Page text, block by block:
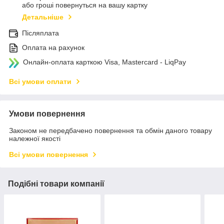
або гроші повернуться на вашу картку
Детальніше
Післяплата
Оплата на рахунок
Онлайн-оплата карткою Visa, Mastercard - LiqPay
Всі умови оплати
Умови повернення
Законом не передбачено повернення та обмін даного товару
належної якості
Всі умови повернення
Подібні товари компанії